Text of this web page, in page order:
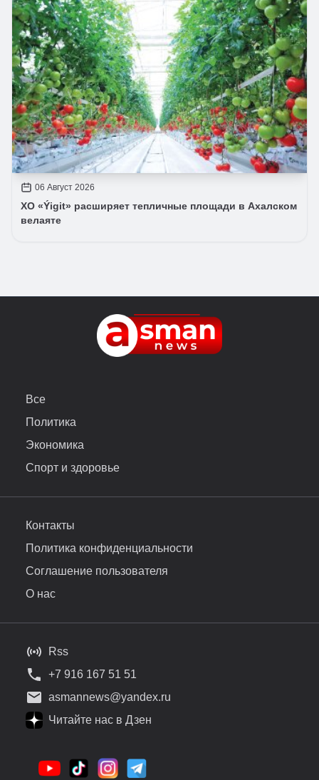
06 Август 2026
ХО «Ýigit» расширяет тепличные площади в Ахалском
велаяте
Все
Политика
Экономика
Спорт и здоровье
Контакты
Политика конфиденциальности
Соглашение пользователя
О нас
Rss
+7 916 167 51 51
asmannews@yandex.ru
Читайте нас в Дзен